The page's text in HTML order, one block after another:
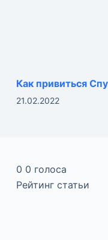
Как привиться
21.02.2022
0 0 голоса
Рейтинг статьи